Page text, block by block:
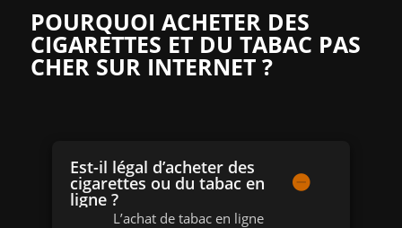
POURQUOI ACHETER DES
CIGARETTES ET DU TABAC PAS
CHER SUR INTERNET ?
Est-il légal d’acheter des
cigarettes ou du tabac en
ligne ?
L’achat de tabac en ligne